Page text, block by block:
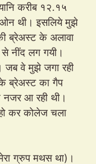
करीब १२.१५
थी। इसलिये मुझे
ब्रेअस्ट के अलावा
नींद लग गयी।
जब वे मुझे जगा रही
ब्रेअस्ट का गैप
नजर आ रही थी।
कर कोलेज चला
ग्रुप मथस था)।